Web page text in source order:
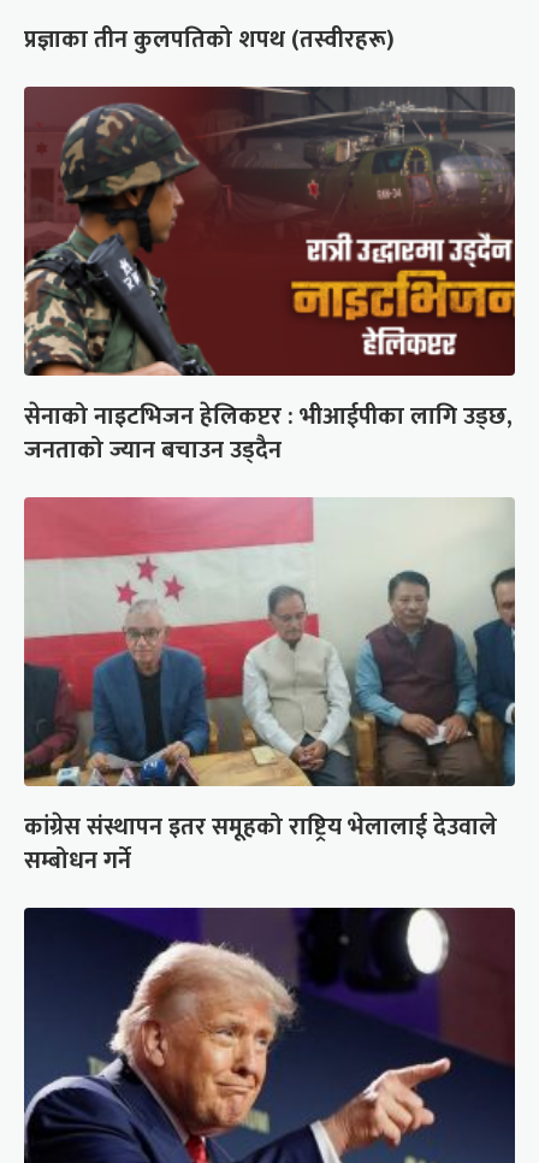
प्रज्ञाका तीन कुलपतिको शपथ (तस्वीरहरू)
सेनाको नाइटभिजन हेलिकप्टर : भीआईपीका लागि उड्छ,
जनताको ज्यान बचाउन उड्दैन
कांग्रेस संस्थापन इतर समूहको राष्ट्रिय भेलालाई देउवाले
सम्बोधन गर्ने